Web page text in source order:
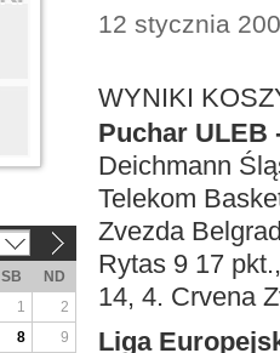
12 stycznia
WYNIKI
Puchar ULEB
Deichmann
Telekom
Zvezda
Rytas 9 17
14, 4. Crvena
Liga
SB
ND
1
2
8
9